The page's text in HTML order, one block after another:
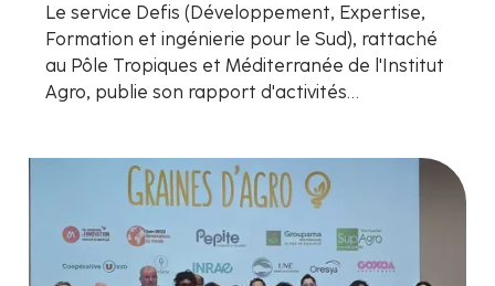
Le service Defis (Développement, Expertise,
Formation et ingénierie pour le Sud), rattaché
au Pôle Tropiques et Méditerranée de l'Institut
Agro, publie son rapport d'activités…